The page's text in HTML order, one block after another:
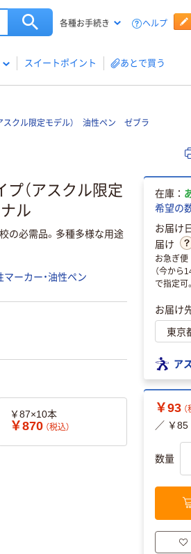
各種お手続き ヘルプ
スイートポイント あとで買う
クル限定モデル） 油性ペン ゼブラ
（アスクル限定
ル
の必需品。多種多様な用途
マーカー・油性ペン
￥87×10本
￥870 （税込）
在庫：
希望の
お届け
届け
お急ぎ便
（今から
で指定可
お届け
ア
￥93
／ ￥85
数量